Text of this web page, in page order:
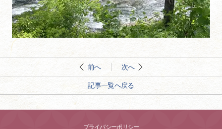
前へ 次へ
記事一覧へ戻る
プライバシーポリシー